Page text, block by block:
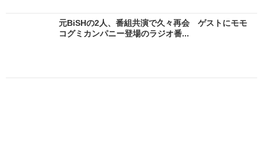
元BiSHの2人、番組共演で久々再会 ゲストにモモ
コグミカンパニー登場のラジオ番...